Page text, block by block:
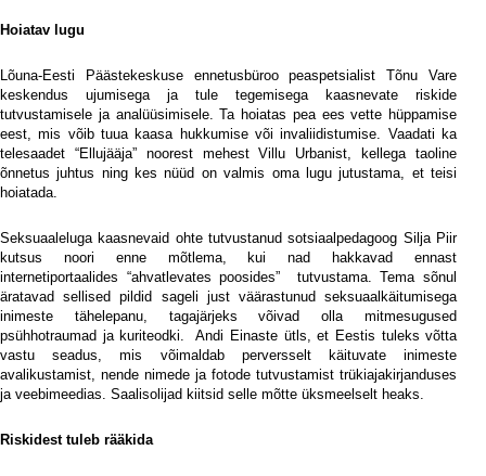
Hoiatav lugu
Lõuna-Eesti Päästekeskuse ennetusbüroo peaspetsialist Tõnu Vare
keskendus ujumisega ja tule tegemisega kaasnevate riskide
tutvustamisele ja analüüsimisele. Ta hoiatas pea ees vette hüppamise
eest, mis võib tuua kaasa hukkumise või invaliidistumise. Vaadati ka
telesaadet “Ellujääja” noorest mehest Villu Urbanist, kellega taoline
õnnetus juhtus ning kes nüüd on valmis oma lugu jutustama, et teisi
hoiatada.
Seksuaaleluga kaasnevaid ohte tutvustanud sotsiaalpedagoog Silja Piir
kutsus noori enne mõtlema, kui nad hakkavad ennast
internetiportaalides “ahvatlevates poosides”
tutvustama. Tema sõnul
äratavad sellised pildid sageli just väärastunud seksuaalkäitumisega
inimeste tähelepanu, tagajärjeks võivad olla mitmesugused
psühhotraumad ja kuriteodki.
Andi Einaste ütls, et Eestis tuleks võtta
vastu seadus, mis võimaldab perversselt käituvate inimeste
avalikustamist, nende nimede ja fotode tutvustamist trükiajakirjanduses
ja veebimeedias. Saalisolijad kiitsid selle mõtte üksmeelselt heaks.
Riskidest tuleb rääkida